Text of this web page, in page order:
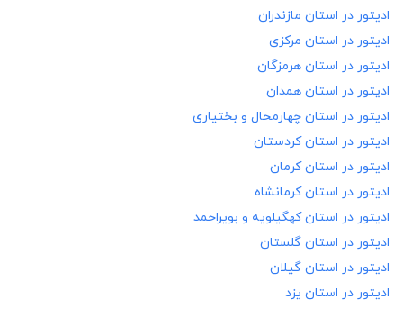
ادیتور در استان مازندران
ادیتور در استان مرکزی
ادیتور در استان هرمزگان
ادیتور در استان همدان
ادیتور در استان چهارمحال و بختیاری
ادیتور در استان کردستان
ادیتور در استان کرمان
ادیتور در استان کرمانشاه
ادیتور در استان کهگیلویه و بویراحمد
ادیتور در استان گلستان
ادیتور در استان گیلان
ادیتور در استان یزد